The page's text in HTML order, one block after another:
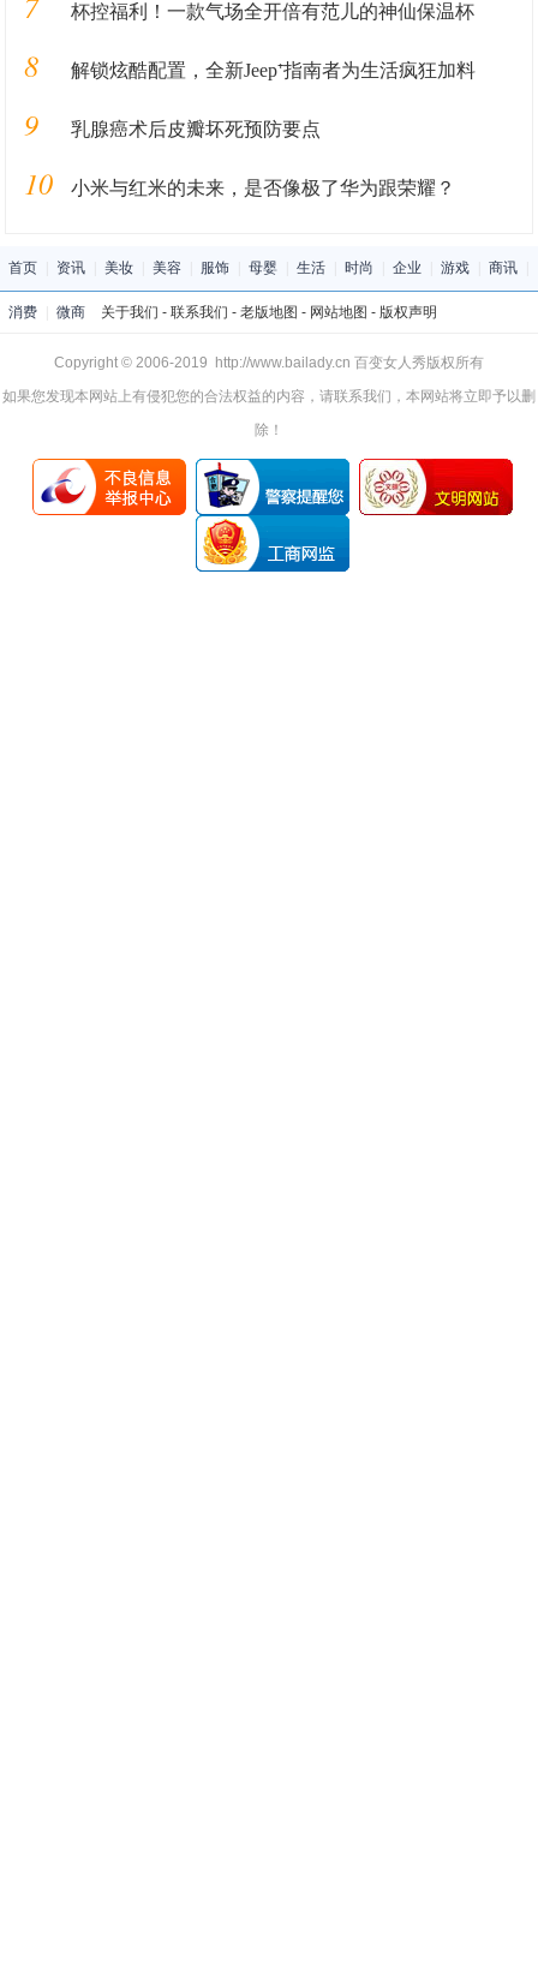
杯控福利！一款气场全开倍有范儿的神仙保温杯
8 解锁炫酷配置，全新Jeep⁺指南者为生活疯狂加料
9 乳腺癌术后皮瓣坏死预防要点
10 小米与红米的未来，是否像极了华为跟荣耀？
首页 资讯 美妆 美容 服饰 母婴 生活 时尚 企业 游戏 商讯
消费 微商 关于我们 - 联系我们 - 老版地图 - 网站地图 - 版权声明
Copyright © 2006-2019 http://www.bailady.cn 百变女人秀版权所有
如果您发现本网站上有侵犯您的合法权益的内容，请联系我们，本网站将立即予以删
除！